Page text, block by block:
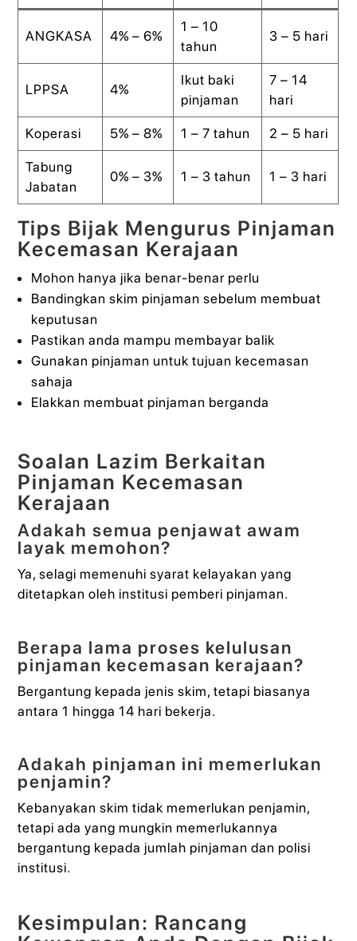
ANGKASA 4% – 6%
1 – 10
tahun
3 – 5 hari
LPPSA 4%
Ikut baki
pinjaman
7 – 14
hari
Koperasi 5% – 8% 1 – 7 tahun 2 – 5 hari
Tabung
Jabatan
0% – 3% 1 – 3 tahun 1 – 3 hari
Tips Bijak Mengurus Pinjaman
Kecemasan Kerajaan
Mohon hanya jika benar-benar perlu
Bandingkan skim pinjaman sebelum membuat
keputusan
Pastikan anda mampu membayar balik
Gunakan pinjaman untuk tujuan kecemasan
sahaja
Elakkan membuat pinjaman berganda
Soalan Lazim Berkaitan
Pinjaman Kecemasan
Kerajaan
Adakah semua penjawat awam
layak memohon?
Ya, selagi memenuhi syarat kelayakan yang
ditetapkan oleh institusi pemberi pinjaman.
Berapa lama proses kelulusan
pinjaman kecemasan kerajaan?
Bergantung kepada jenis skim, tetapi biasanya
antara 1 hingga 14 hari bekerja.
Adakah pinjaman ini memerlukan
penjamin?
Kebanyakan skim tidak memerlukan penjamin,
tetapi ada yang mungkin memerlukannya
bergantung kepada jumlah pinjaman dan polisi
institusi.
Kesimpulan: Rancang